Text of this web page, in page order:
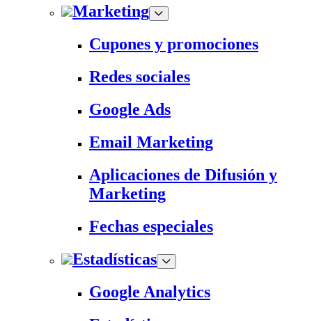
Marketing
Cupones y promociones
Redes sociales
Google Ads
Email Marketing
Aplicaciones de Difusión y
Marketing
Fechas especiales
Estadísticas
Google Analytics